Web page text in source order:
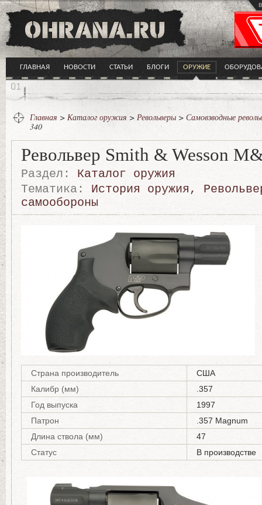
ГЛАВНАЯ НОВОСТИ СТАТЬИ БЛОГИ ОРУЖИЕ
Главная > Каталог оружия > Револьверы > Самовзводные
340
Револьвер Smith & Wesson
Раздел:
Каталог оружия
Тематика: История оружия ,
самообороны
Страна производитель
США
Калибр (мм)
.357
Год выпуска
1997
Патрон
.357 Magnum
Длина ствола (мм)
47
Статус
В производстве